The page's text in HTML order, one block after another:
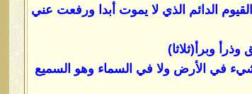
الدائم الذي لا يموت أبدا ورفعت عني
وبرأ(ثلاثا)
في الأرض ولا في السماء وهو السميع